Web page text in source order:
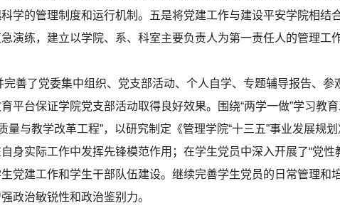
学的管理制度和运行机制。五是将党建工作与建设平安学院相结
演练，建立以学院、系、科室主要负责人为第一责任人的管理工作
了党委集中组织、党支部活动、个人自学、专题辅导报告、参
平台保证学院党支部活动取得良好效果。围绕“两学一做”学习教
量与教学改革工程”，以研究制定《管理学院“十三五”事业发展规
身实际工作中发挥先锋模范作用；在学生党员中深入开展了“党性
党建工作和学生干部队伍建设。继续完善学生党员的日常管理和
政治敏锐性和政治鉴别力。